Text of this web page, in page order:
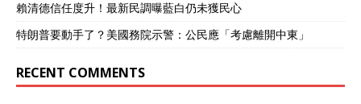
賴清德信任度升！最新民調曝藍白仍未獲民心
特朗普要動手了？美國務院示警：公民應「考慮離開中東」
RECENT COMMENTS